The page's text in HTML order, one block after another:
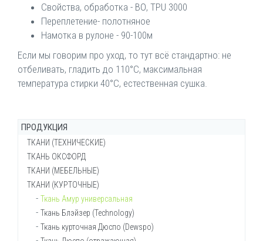
Свойства, обработка - ВО, TPU 3000
Переплетение- полотняное
Намотка в рулоне - 90-100м
Если мы говорим про уход, то тут всё стандартно: не
отбеливать, гладить до 110°C, максимальная
температура стирки 40°C, естественная сушка.
ПРОДУКЦИЯ
ТКАНИ (ТЕХНИЧЕСКИЕ)
Брезент ОП (огнеупорный)
Брезент ВО (водостойкий)
Брезент суровый
Ткань Канвас (брезент сумочный)
Ткань Канвас
Ткань Кирза
ТКАНЬ ОКСФОРД
Ткань Оксфорд 200-210d
Ткань Оксфорд 210d КМФ
Ткань Оксфорд 240d
Ткань Оксфорд 240d КМФ
Ткань Оксфорд 240d флуоресцентный
ТКАНИ (МЕБЕЛЬНЫЕ)
Войлок мебельный
Ворсовое полотно Велютин
Декоративная мебельная рогожка
Искусственная кожа
ТКАНИ (КУРТОЧНЫЕ)
Ткань Амур универсальная
Ткань Блэйзер (Technology)
Ткань курточная Дюспо (Dewspo)